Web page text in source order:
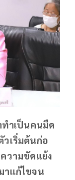
ำเป็นคนมืด
วเริ่มต้นก่อ
ความขัดแย้ง
าแก้ไขจน